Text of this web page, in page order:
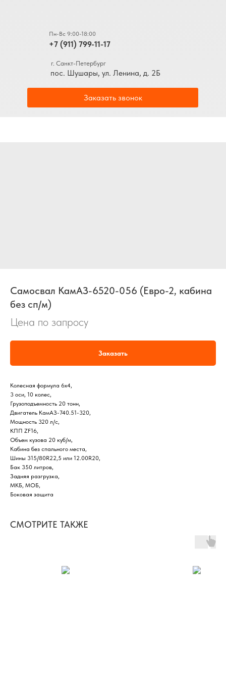
+7 (911) 799-11-17
Пн-Вс 9:00-18:00
Заказать звонок
пос. Шушары, ул. Ленина, д. 2Б
г. Санкт-Петербург
Самосвал КамАЗ-6520-056 (Евро-2, кабина
без сп/м)
Цена по запросу
Заказать
Колесная формула 6х4,
3 оси, 10 колес,
Грузоподъемность 20 тонн,
Двигатель КамАЗ-740.51-320,
Мощность 320 л/с,
КПП ZF16,
Объем кузова 20 куб/м,
Кабина без спального места,
Шины 315/80R22,5 или 12.00R20,
Бак 350 литров,
Задняя разгрузка,
МКБ, МОБ,
Боковая защита
СМОТРИТЕ ТАКЖЕ